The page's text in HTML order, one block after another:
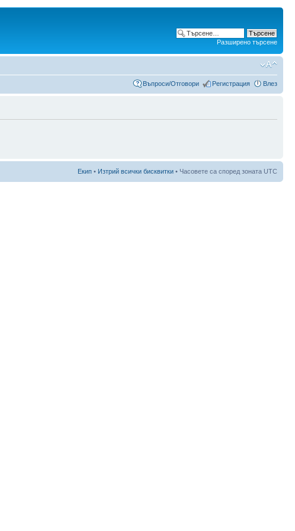
Разширено търсене
Въпроси/Отговори Регистрация Влез
Екип • Изтрий всички бисквитки • Часовете са според зоната UTC